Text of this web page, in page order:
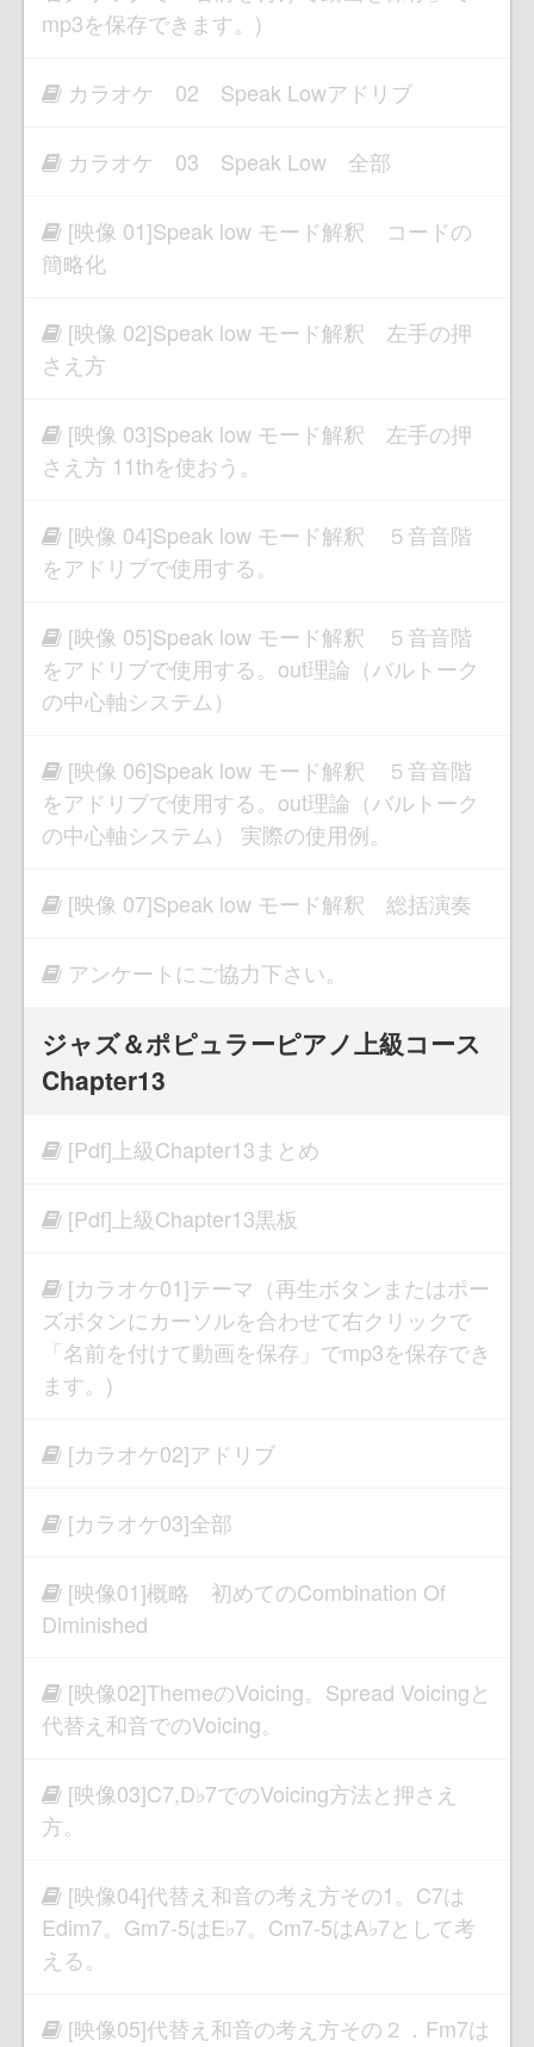
mp3を保存できます。)
カラオケ 02 Speak Lowアドリブ
カラオケ 03 Speak Low 全部
[映像 01]Speak low モード解釈 コードの
簡略化
[映像 02]Speak low モード解釈 左手の押
さえ方
[映像 03]Speak low モード解釈 左手の押
さえ方 11thを使おう。
[映像 04]Speak low モード解釈 ５音音階
をアドリブで使用する。
[映像 05]Speak low モード解釈 ５音音階
をアドリブで使用する。out理論（バルトーク
の中心軸システム）
[映像 06]Speak low モード解釈 ５音音階
をアドリブで使用する。out理論（バルトーク
の中心軸システム） 実際の使用例。
[映像 07]Speak low モード解釈 総括演奏
アンケートにご協力下さい。
ジャズ＆ポピュラーピアノ上級コース
Chapter13
[Pdf]上級Chapter13まとめ
[Pdf]上級Chapter13黒板
[カラオケ01]テーマ（再生ボタンまたはポー
ズボタンにカーソルを合わせて右クリックで
「名前を付けて動画を保存」でmp3を保存でき
ます。)
[カラオケ02]アドリブ
[カラオケ03]全部
[映像01]概略 初めてのCombination Of
Diminished
[映像02]ThemeのVoicing。Spread Voicingと
代替え和音でのVoicing。
[映像03]C7,D♭7でのVoicing方法と押さえ
方。
[映像04]代替え和音の考え方その1。C7は
Edim7。Gm7-5はE♭7。Cm7-5はA♭7として考
える。
[映像05]代替え和音の考え方その２．Fm7は